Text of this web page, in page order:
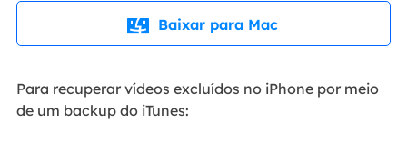
 Baixar para Mac
Para recuperar vídeos excluídos no iPhone por meio
de um backup do iTunes: